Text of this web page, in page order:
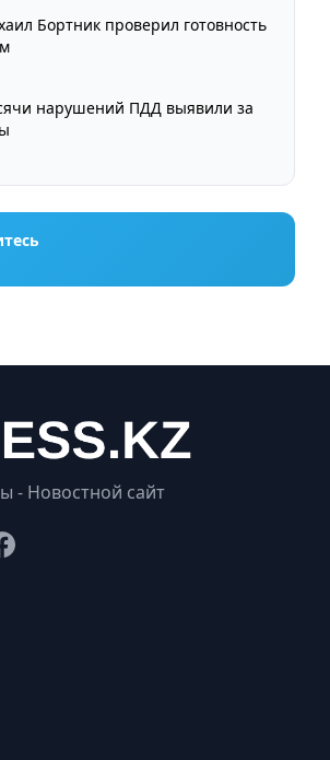
Бортник проверил готовность
нарушений ПДД выявили за
- Новостной сайт